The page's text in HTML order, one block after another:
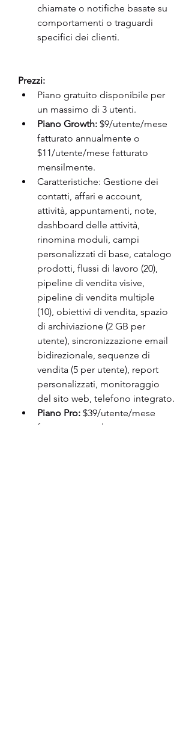
chiamate o notifiche basate su
comportamenti o traguardi
specifici dei clienti.
Prezzi:
Piano gratuito disponibile per
un massimo di 3 utenti.
Piano Growth: $9/utente/mese
fatturato annualmente o
$11/utente/mese fatturato
mensilmente.
Caratteristiche: Gestione dei
contatti, affari e account,
attività, appuntamenti, note,
dashboard delle attività,
rinomina moduli, campi
personalizzati di base, catalogo
prodotti, flussi di lavoro (20),
pipeline di vendita visive,
pipeline di vendita multiple
(10), obiettivi di vendita, spazio
di archiviazione (2 GB per
utente), sincronizzazione email
bidirezionale, sequenze di
vendita (5 per utente), report
personalizzati, monitoraggio
del sito web, telefono integrato.
Piano Pro: $39/utente/mese
fatturato annualmente o